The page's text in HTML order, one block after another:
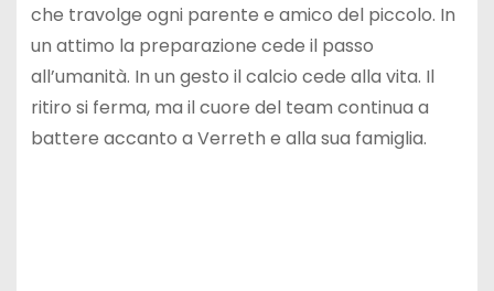
che travolge ogni parente e amico del piccolo. In
un attimo la preparazione cede il passo
all’umanità. In un gesto il calcio cede alla vita. Il
ritiro si ferma, ma il cuore del team continua a
battere accanto a Verreth e alla sua famiglia.